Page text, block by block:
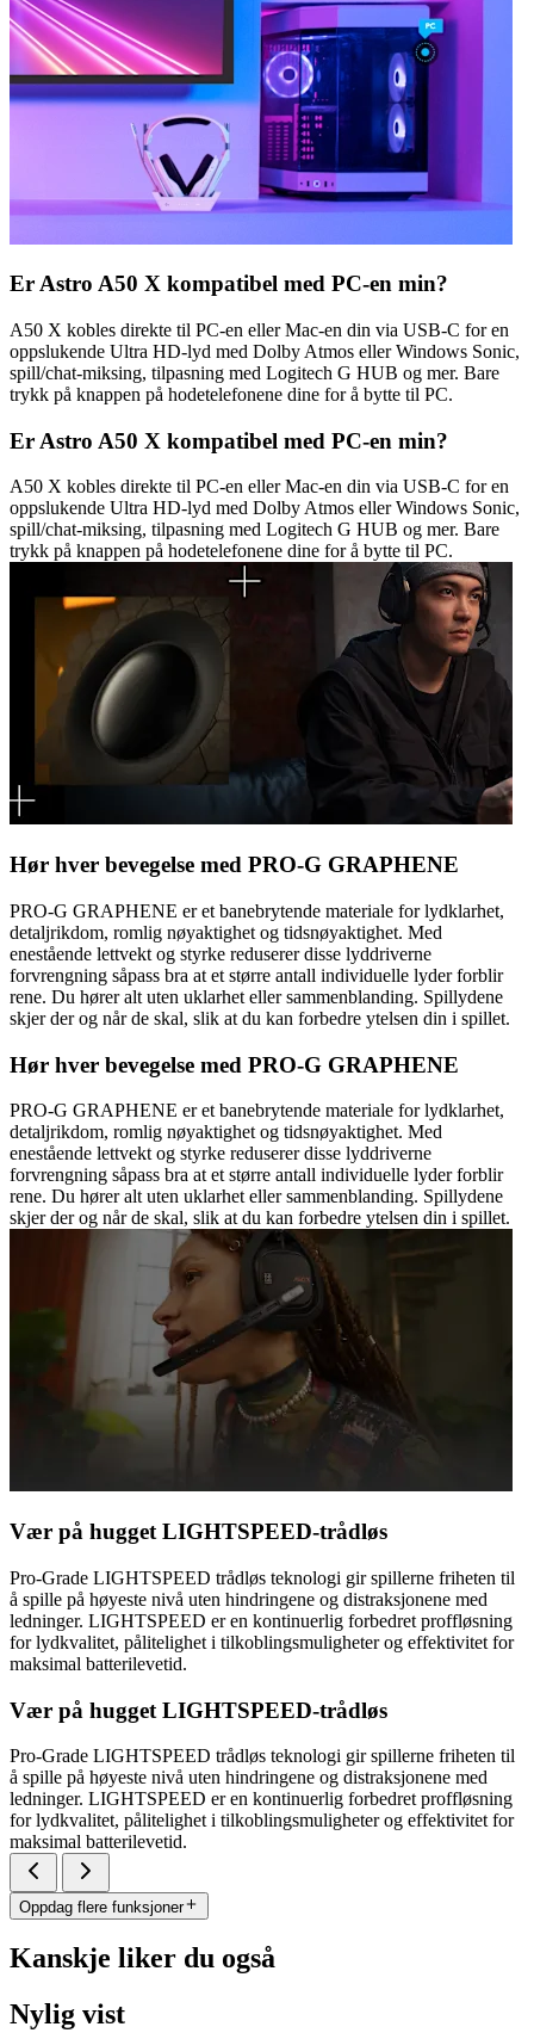
Er Astro A50 X kompatibel med PC-en min?
A50 X kobles direkte til PC-en eller Mac-en din via USB-C for en
oppslukende Ultra HD-lyd med Dolby Atmos eller Windows Sonic,
spill/chat-miksing, tilpasning med Logitech G HUB og mer. Bare
trykk på knappen på hodetelefonene dine for å bytte til PC.
Er Astro A50 X kompatibel med PC-en min?
A50 X kobles direkte til PC-en eller Mac-en din via USB-C for en
oppslukende Ultra HD-lyd med Dolby Atmos eller Windows Sonic,
spill/chat-miksing, tilpasning med Logitech G HUB og mer. Bare
trykk på knappen på hodetelefonene dine for å bytte til PC.
Hør hver bevegelse med PRO-G GRAPHENE
PRO-G GRAPHENE er et banebrytende materiale for lydklarhet,
detaljrikdom, romlig nøyaktighet og tidsnøyaktighet. Med
enestående lettvekt og styrke reduserer disse lyddriverne
forvrengning såpass bra at et større antall individuelle lyder forblir
rene. Du hører alt uten uklarhet eller sammenblanding. Spillydene
skjer der og når de skal, slik at du kan forbedre ytelsen din i spillet.
Hør hver bevegelse med PRO-G GRAPHENE
PRO-G GRAPHENE er et banebrytende materiale for lydklarhet,
detaljrikdom, romlig nøyaktighet og tidsnøyaktighet. Med
enestående lettvekt og styrke reduserer disse lyddriverne
forvrengning såpass bra at et større antall individuelle lyder forblir
rene. Du hører alt uten uklarhet eller sammenblanding. Spillydene
skjer der og når de skal, slik at du kan forbedre ytelsen din i spillet.
Vær på hugget LIGHTSPEED-trådløs
Pro-Grade LIGHTSPEED trådløs teknologi gir spillerne friheten til
å spille på høyeste nivå uten hindringene og distraksjonene med
ledninger. LIGHTSPEED er en kontinuerlig forbedret proffløsning
for lydkvalitet, pålitelighet i tilkoblingsmuligheter og effektivitet for
maksimal batterilevetid.
Vær på hugget LIGHTSPEED-trådløs
Pro-Grade LIGHTSPEED trådløs teknologi gir spillerne friheten til
å spille på høyeste nivå uten hindringene og distraksjonene med
ledninger. LIGHTSPEED er en kontinuerlig forbedret proffløsning
for lydkvalitet, pålitelighet i tilkoblingsmuligheter og effektivitet for
maksimal batterilevetid.
Oppdag flere funksjoner
Kanskje liker du også
Nylig vist